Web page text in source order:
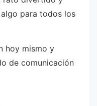
para todos los
hoy mismo y
de comunicación